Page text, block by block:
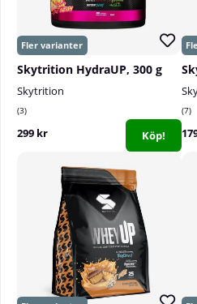
Skytrition HydraUP, 300 g
Skytrition
3
299 kr Köp!
7